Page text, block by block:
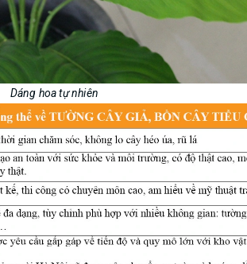
Dáng hoa tự nhiên